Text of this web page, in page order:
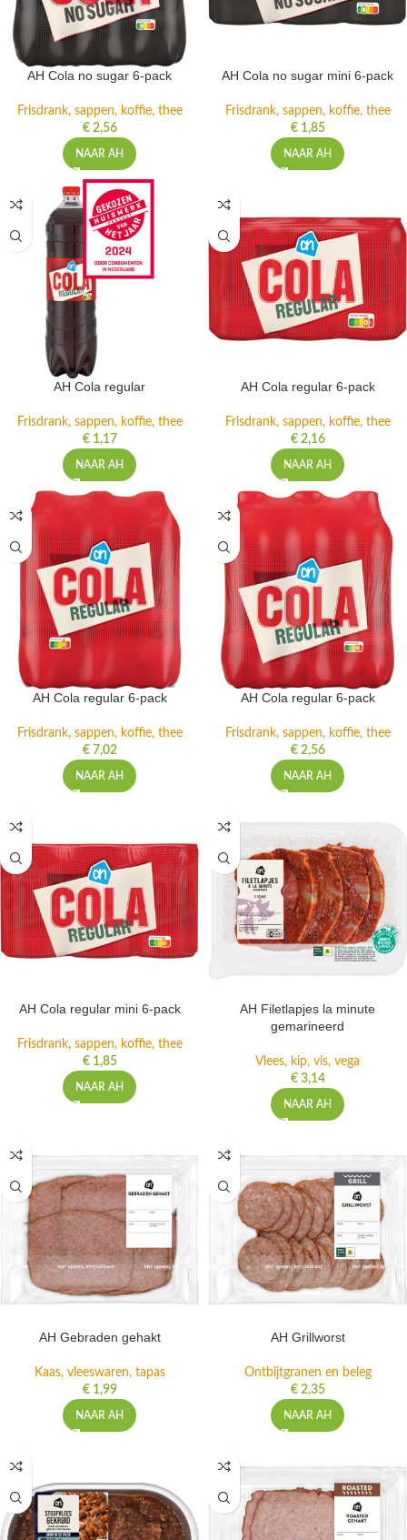
AH Cola no sugar 6-pack
Frisdrank, sappen, koffie, thee
€2,56
NAAR AH
AH Cola no sugar mini 6-pack
Frisdrank, sappen, koffie, thee
€1,85
NAAR AH
AH Cola regular
Frisdrank, sappen, koffie, thee
€1,17
NAAR AH
AH Cola regular 6-pack
Frisdrank, sappen, koffie, thee
€2,16
NAAR AH
AH Cola regular 6-pack
Frisdrank, sappen, koffie, thee
€7,02
NAAR AH
AH Cola regular 6-pack
Frisdrank, sappen, koffie, thee
€2,56
NAAR AH
AH Cola regular mini 6-pack
Frisdrank, sappen, koffie, thee
€1,85
NAAR AH
AH Filetlapjes la minute
gemarineerd
Vlees, kip, vis, vega
€3,14
NAAR AH
AH Gebraden gehakt
Kaas, vleeswaren, tapas
€1,99
NAAR AH
AH Grillworst
Ontbijtgranen en beleg
€2,35
NAAR AH